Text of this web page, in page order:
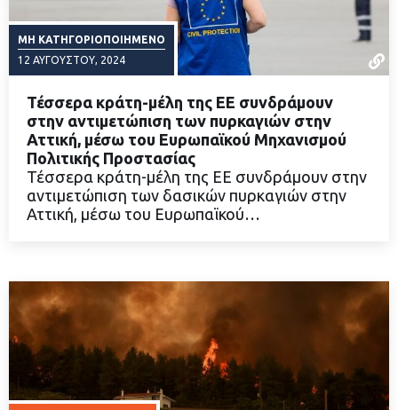
ΜΗ ΚΑΤΗΓΟΡΙΟΠΟΙΗΜΈΝΟ
12 ΑΥΓΟΎΣΤΟΥ, 2024
ΔΙΑΒΑΣΤΕ ΠΕΡΙΣΣΟΤΕΡΑ
Τέσσερα κράτη-μέλη της ΕΕ συνδράμουν
στην αντιμετώπιση των πυρκαγιών στην
Αττική, μέσω του Ευρωπαϊκού Μηχανισμού
Πολιτικής Προστασίας
Τέσσερα κράτη-μέλη της ΕΕ συνδράμουν στην
αντιμετώπιση των δασικών πυρκαγιών στην
Αττική, μέσω του Ευρωπαϊκού…